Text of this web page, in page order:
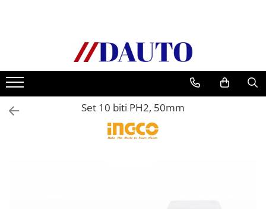
Bullbare, Suporti lumini camioane
Accesorii inox
DAF
CF Euro 6
Set 10 biti PH2, 50mm